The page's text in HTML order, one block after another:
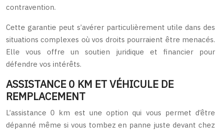
contravention.
Cette garantie peut s’avérer particulièrement utile dans des
situations complexes où vos droits pourraient être menacés.
Elle vous offre un soutien juridique et financier pour
défendre vos intérêts.
ASSISTANCE 0 KM ET VÉHICULE DE
REMPLACEMENT
L’assistance 0 km est une option qui vous permet d’être
dépanné même si vous tombez en panne juste devant chez